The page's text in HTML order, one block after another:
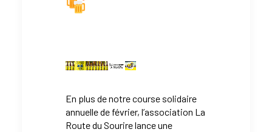
En plus de notre course solidaire
annuelle de février, l’association La
Route du Sourirelance une